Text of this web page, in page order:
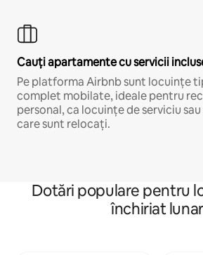
Cauți apartamente cu servicii
Pe platforma Airbnb sunt locuințe
complet mobilate, ideale pentru
personal, ca locuințe de serviciu
care sunt relocați.
Dotări populare pentru
închiriat lunar